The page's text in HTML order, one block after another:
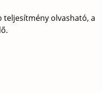
teljesítmény olvasható, a